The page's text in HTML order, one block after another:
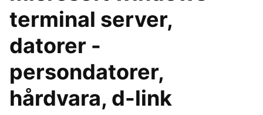
terminal server,
datorer -
persondatorer,
hårdvara, d-link